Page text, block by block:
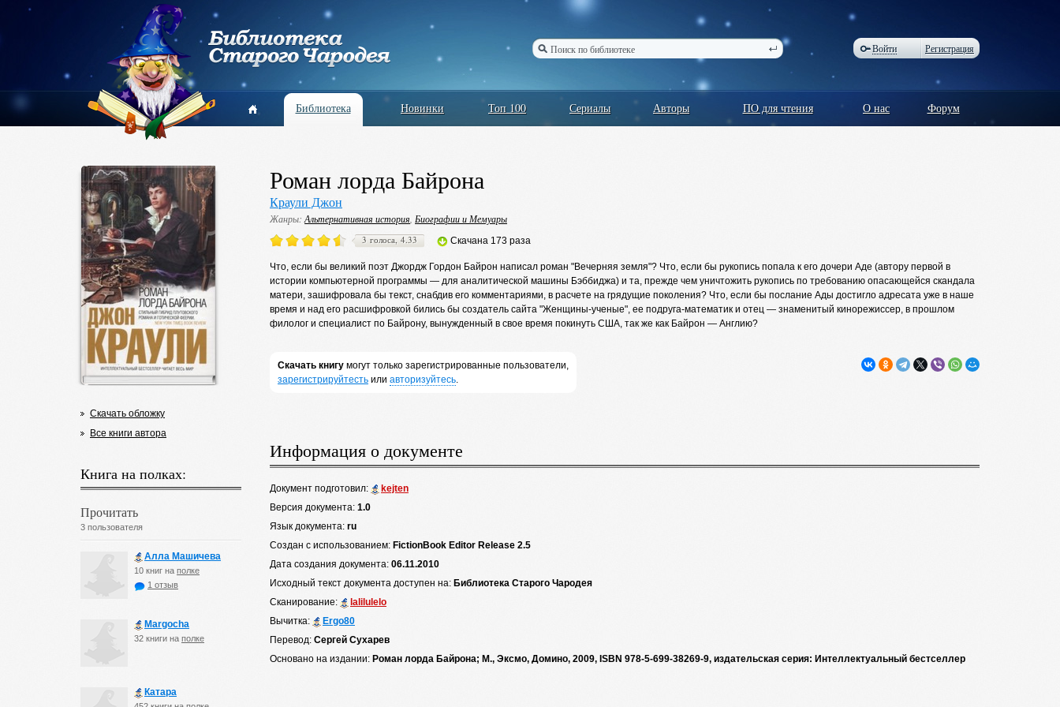
Войти Регистрация
Библиотека Новинки Топ 100 Сериалы Авторы ПО для чтения О нас Форум
Скачать обложку
Все книги автора
Книга на полках:
Прочитать
3 пользователя
Алла Машичева
10 книг на полке
1 отзыв
Margocha
32 книги на полке
Катара
Роман лорда Байрона
Краули Джон
Жанры: Альтернативная история Биографии и Мемуары
3 голоса, 4.33 Скачана 173 раза
Что, если бы великий поэт Джордж Гордон Байрон написал роман "Вечерняя земля"? Что, если бы рукопись попала к его дочери Аде (автору первой в
истории компьютерной программы — для аналитической машины Бэббиджа) и та, прежде чем уничтожить рукопись по требованию опасающейся скандала
матери, зашифровала бы текст, снабдив его комментариями, в расчете на грядущие поколения? Что, если бы послание Ады достигло адресата уже в наше
время и над его расшифровкой бились бы создатель сайта "Женщины-ученые", ее подруга-математик и отец — знаменитый кинорежиссер, в прошлом
филолог и специалист по Байрону, вынужденный в свое время покинуть США, так же как Байрон — Англию?
Скачать книгу могут только зарегистрированные пользователи,
зарегистрируйтесть или авторизуйтесь.
Информация о документе
Документ подготовил:
kejten
Версия документа: 1.0
Язык документа: ru
Создан с использованием: FictionBook Editor Release 2.5
Дата создания документа: 06.11.2010
Исходный текст документа доступен на: Библиотека Старого Чародея
Сканирование:
lalilulelo
Вычитка:
Ergo80
Перевод: Сергей Сухарев
Основано на издании: Роман лорда Байрона; М., Эксмо, Домино, 2009, ISBN 978-5-699-38269-9, издательская серия: Интеллектуальный бестселлер